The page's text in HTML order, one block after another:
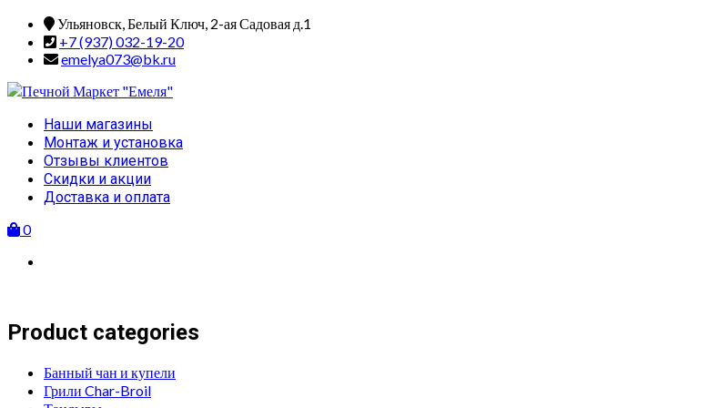
Skip
content
Ульяновск, Белый Ключ, 2-ая Садовая д.1
+7 (937) 032-19-20
emelya073@bk.ru
Primary
Menu
Наши магазины
Монтаж и установка
Отзывы клиентов
Скидки и акции
Доставка и оплата
0
Product categories
Банный чан и купели
Грили Char-Broil